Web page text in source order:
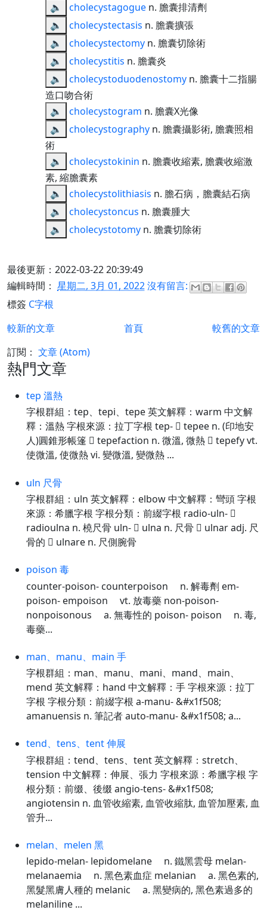
🔈
cholecystagogue n. 膽囊排清劑
🔈
cholecystectasis n. 膽囊擴張
🔈
cholecystectomy n. 膽囊切除術
🔈
cholecystitis n. 膽囊炎
🔈
cholecystoduodenostomy n. 膽囊十二指腸
造口吻合術
🔈
cholecystogram n. 膽囊X光像
🔈
cholecystography n. 膽囊攝影術, 膽囊照相
術
🔈
cholecystokinin n. 膽囊收縮素, 膽囊收縮激
素, 縮膽囊素
🔈
cholecystolithiasis n. 膽石病，膽囊結石病
🔈
cholecystoncus n. 膽囊腫大
🔈
cholecystotomy n. 膽囊切除術
最後更新：2022-03-22 20:39:49
編輯時間： 星期二, 3月 01, 2022沒有留言:
標簽 C字根
較新的文章
較舊的文章
首頁
訂閱： 文章 (Atom)
熱門文章
tep 溫熱
字根群組：tep、tepi、tepe 英文解釋：warm 中文解
釋：溫熱 字根來源：拉丁字根 tep-  tepee n. (印地安
人)圓錐形帳篷  tepefaction n. 微溫, 微熱  tepefy vt.
使微溫, 使微熱 vi. 變微溫, 變微熱 ...
uln 尺骨
字根群組：uln 英文解釋：elbow 中文解釋：彎頭 字根
來源：希臘字根 字根分類：前綴字根 radio-uln- 
radioulna n. 橈尺骨 uln-  ulna n. 尺骨  ulnar adj. 尺
骨的  ulnare n. 尺側腕骨
poison 毒
counter-poison- counterpoison n. 解毒劑 em-
poison- empoison vt. 放毒藥 non-poison-
nonpoisonous a. 無毒性的 poison- poison n. 毒,
毒藥...
man、manu、main 手
字根群組：man、manu、mani、mand、main、
mend 英文解釋：hand 中文解釋：手 字根來源：拉丁
字根 字根分類：前綴字根 a-manu- &#x1f508;
amanuensis n. 筆記者 auto-manu- &#x1f508; a...
tend、tens、tent 伸展
字根群組：tend、tens、tent 英文解釋：stretch、
tension 中文解釋：伸展、張力 字根來源：希臘字根 字
根分類：前缀、後缀 angio-tens- &#x1f508;
angiotensin n. 血管收縮素, 血管收縮肽, 血管加壓素, 血
管升...
melan、melen 黑
lepido-melan- lepidomelane n. 鐵黑雲母 melan-
melanaemia n. 黑色素血症 melanian a. 黑色素的,
黑髮黑膚人種的 melanic a. 黑變病的, 黑色素過多的
melaniline ...